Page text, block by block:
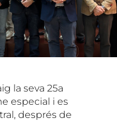
la seva 25a
especial i es
després de